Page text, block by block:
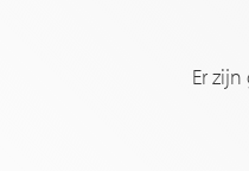
Er